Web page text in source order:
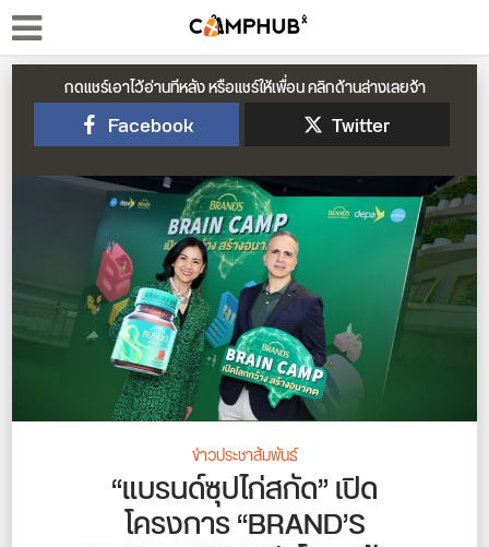
กดแชร์เอาไว้อ่านทีหลัง หรือแชร์ให้เพื่อน คลิกด้านล่างเลยจ้า
Facebook Twitter
ข่าวประชาสัมพันธ์
“แบรนด์ซุปไก่สกัด” เปิด
โครงการ “BRAND’S